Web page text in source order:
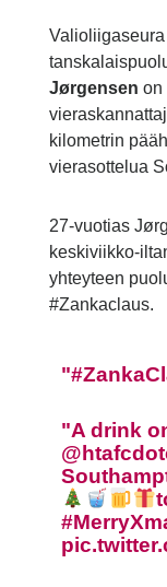
Jørgensen on
kilometrin
vierasottelua
27-vuotias
keskiviikko-
yhteyteen
#Zankaclaus.
A drink